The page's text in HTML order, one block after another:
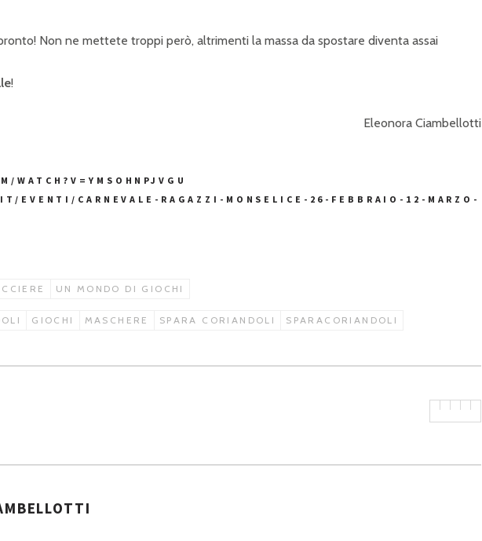
Non ne mettete troppi però, altrimenti la massa da spostare diventa assai
!
Eleonora Ciambellotti
WATCH?V=YMSOHNPJVGU
EVENTI/CARNEVALE-RAGAZZI-MONSELICE-26-FEBBRAIO-12-MARZO-
UN MONDO DI GIOCHI
GIOCHI MASCHERE SPARA CORIANDOLI SPARACORIANDOLI